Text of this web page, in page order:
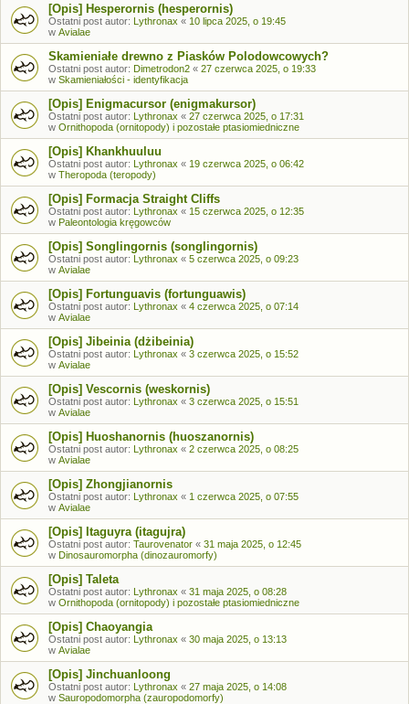
[Opis] Hesperornis (hesperornis)
Ostatni post autor: Lythronax « 10 lipca 2025, o 19:45
w Avialae
Skamieniałe drewno z Piasków Polodowcowych?
Ostatni post autor: Dimetrodon2 « 27 czerwca 2025, o 19:33
w Skamieniałości - identyfikacja
[Opis] Enigmacursor (enigmakursor)
Ostatni post autor: Lythronax « 27 czerwca 2025, o 17:31
w Ornithopoda (ornitopody) i pozostałe ptasiomiedniczne
[Opis] Khankhuuluu
Ostatni post autor: Lythronax « 19 czerwca 2025, o 06:42
w Theropoda (teropody)
[Opis] Formacja Straight Cliffs
Ostatni post autor: Lythronax « 15 czerwca 2025, o 12:35
w Paleontologia kręgowców
[Opis] Songlingornis (songlingornis)
Ostatni post autor: Lythronax « 5 czerwca 2025, o 09:23
w Avialae
[Opis] Fortunguavis (fortunguawis)
Ostatni post autor: Lythronax « 4 czerwca 2025, o 07:14
w Avialae
[Opis] Jibeinia (dżibeinia)
Ostatni post autor: Lythronax « 3 czerwca 2025, o 15:52
w Avialae
[Opis] Vescornis (weskornis)
Ostatni post autor: Lythronax « 3 czerwca 2025, o 15:51
w Avialae
[Opis] Huoshanornis (huoszanornis)
Ostatni post autor: Lythronax « 2 czerwca 2025, o 08:25
w Avialae
[Opis] Zhongjianornis
Ostatni post autor: Lythronax « 1 czerwca 2025, o 07:55
w Avialae
[Opis] Itaguyra (itagujra)
Ostatni post autor: Taurovenator « 31 maja 2025, o 12:45
w Dinosauromorpha (dinozauromorfy)
[Opis] Taleta
Ostatni post autor: Lythronax « 31 maja 2025, o 08:28
w Ornithopoda (ornitopody) i pozostałe ptasiomiedniczne
[Opis] Chaoyangia
Ostatni post autor: Lythronax « 30 maja 2025, o 13:13
w Avialae
[Opis] Jinchuanloong
Ostatni post autor: Lythronax « 27 maja 2025, o 14:08
w Sauropodomorpha (zauropodomorfy)